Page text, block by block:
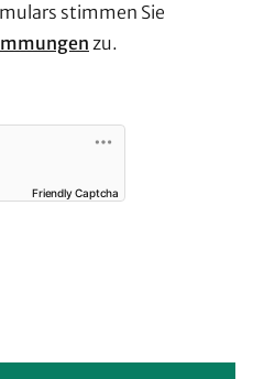
stimmen Sie
zu.
Friendly Captcha